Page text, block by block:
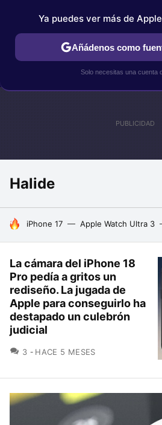
IPHONE TUTORIALES
Halide
HOY SE HABLA DE
iPhone 17 Apple Watch Ultra 3
La cámara del iPhone 18
Pro pedía a gritos un
rediseño. La jugada de
Apple para conseguirlo ha
destapado un culebrón
judicial
3 COMENTARIOS
HACE 5 MESES
Ya puedes ver más de
Añádenos como
Solo necesitas una cuenta